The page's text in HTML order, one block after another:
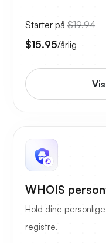
Starter på $19.94
$15.95/årlig
WHOIS
Hold dine
registre.